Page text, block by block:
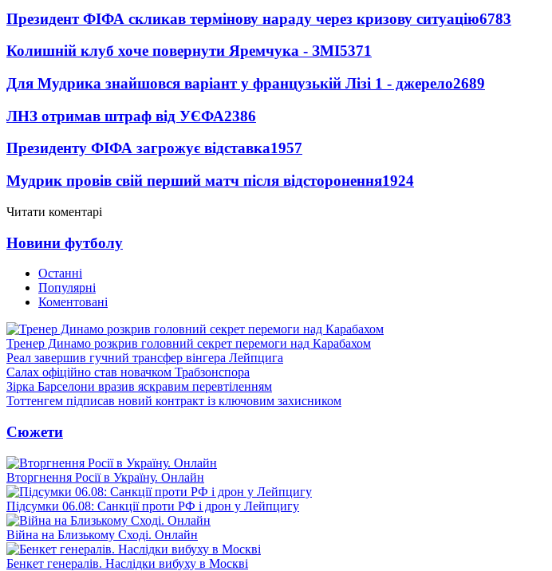
Президент ФІФА скликав термінову нараду через кризову ситуацію6783
Колишній клуб хоче повернути Яремчука - ЗМІ5371
Для Мудрика знайшовся варіант у французькій Лізі 1 - джерело2689
ЛНЗ отримав штраф від УЄФА2386
Президенту ФІФА загрожує відставка1957
Мудрик провів свій перший матч після відсторонення1924
Читати коментарі
Новини футболу
Останні
Популярні
Коментовані
Тренер Динамо розкрив головний секрет перемоги над Карабахом
Реал завершив гучний трансфер вінгера Лейпцига
Салах офіційно став новачком Трабзонспора
Зірка Барселони вразив яскравим перевтіленням
Тоттенгем підписав новий контракт із ключовим захисником
Сюжети
Вторгнення Росії в Україну. Онлайн
Підсумки 06.08: Санкції проти РФ і дрон у Лейпцигу
Війна на Близькому Сході. Онлайн
Бенкет генералів. Наслідки вибуху в Москві